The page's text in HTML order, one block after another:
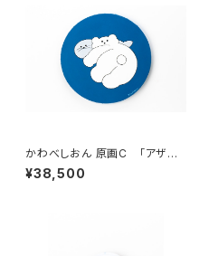
かわべしおん 原画C 「アザラ
シとしろくま」
¥38,500